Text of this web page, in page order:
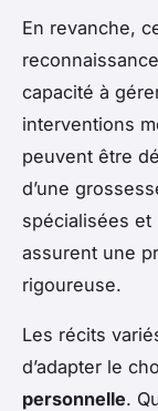
En revanche,
capacité à
interventions
peuvent être
d’une
spécialisées et
assurent une
rigoureuse.
Les récits
d’adapter le
personnelle.